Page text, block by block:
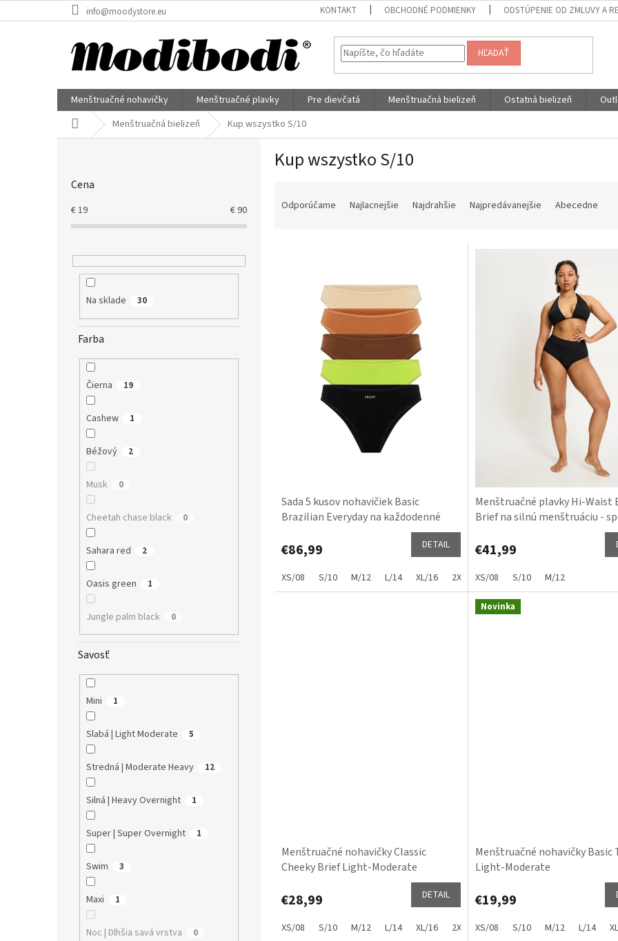
na
info@moodystore.eu KONTAKT OBCHODNÉ PODMIENKY ODSTÚPENIE OD ZMLUVY A
HĽADAŤ
Menštruačné nohavičky Menštruačné plavky Pre dievčatá Menštruačná bielizeň Ostatná bielizeň
DomovMenštruačná bielizeň Kup wszystko S/10
Cena
€19 €90
Na sklade 30
Farba
Čierna 19
Cashew 1
Béžový 2
Musk 0
Cheetah chase black 0
Sahara red 2
Oasis green 1
Jungle palm black 0
Savosť
Mini 1
Slabá | Light Moderate 5
Stredná | Moderate Heavy 12
Silná | Heavy Overnight 1
Super | Super Overnight 1
Swim 3
Maxi 1
Noc | Dlhšia savá vrstva 0
Kup wszystko S/10
Odporúčame Najlacnejšie Najdrahšie Najpredávanejšie Abecedne
Sada 5 kusov nohavičiek Basic
Brazilian Everyday na každodenné
€86,99 DETAIL
XS/08 S/10 M/12 L/14 XL/16 2XL/18 3XL/20 4XL/22
Menštruačné plavky Hi-Waist
Brief na silnú menštruáciu -
€41,99
XS/08 S/10 M/12
Menštruačné nohavičky Classic
Cheeky Brief Light-Moderate
€28,99 DETAIL
XS/08 S/10 M/12 L/14 XL/16 2XL/18
Novinka
Menštruačné nohavičky Basic
Light-Moderate
€19,99
XS/08 S/10 M/12 L/14